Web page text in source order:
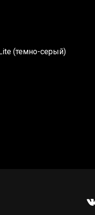
(темно-серый)